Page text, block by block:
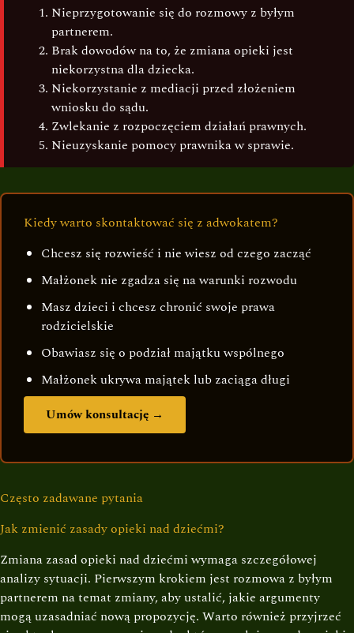
Nieprzygotowanie się do rozmowy z byłym
partnerem.
Brak dowodów na to, że zmiana opieki jest
niekorzystna dla dziecka.
Niekorzystanie z mediacji przed złożeniem
wniosku do sądu.
Zwlekanie z rozpoczęciem działań prawnych.
Nieuzyskanie pomocy prawnika w sprawie.
Kiedy warto skontaktować się z adwokatem?
Chcesz się rozwieść i nie wiesz od czego zacząć
Małżonek nie zgadza się na warunki rozwodu
Masz dzieci i chcesz chronić swoje prawa
rodzicielskie
Obawiasz się o podział majątku wspólnego
Małżonek ukrywa majątek lub zaciąga długi
Umów konsultację →
Często zadawane pytania
Jak zmienić zasady opieki nad dziećmi?
Zmiana zasad opieki nad dziećmi wymaga szczegółowej
analizy sytuacji. Pierwszym krokiem jest rozmowa z byłym
partnerem na temat zmiany, aby ustalić, jakie argumenty
mogą uzasadniać nową propozycję. Warto również przyjrzeć